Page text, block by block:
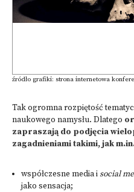
źródło grafiki: strona internetowa
Tak ogromna rozpiętość
naukowego namysłu. Dlatego
zapraszają do podjęcia
zagadnieniami takimi, jak
współczesne media isocial
jako sensacja;